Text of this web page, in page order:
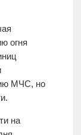
огня
МЧС, но
на